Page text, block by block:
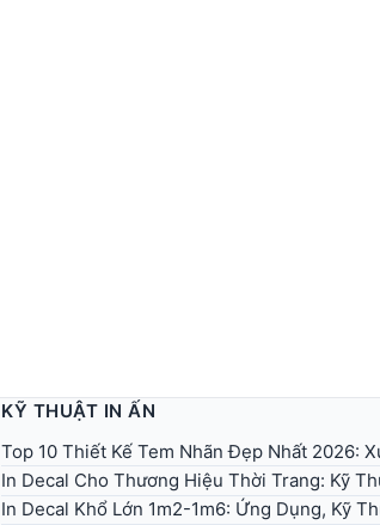
KỸ THUẬT IN ẤN
Top 10 Thiết Kế Tem Nhãn Đẹp Nhất 2026:
In Decal Cho Thương Hiệu Thời Trang: Kỹ
In Decal Khổ Lớn 1m2-1m6: Ứng Dụng, Kỹ